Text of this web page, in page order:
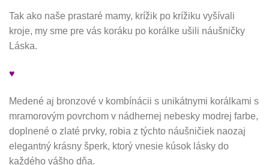
Tak ako naše prastaré mamy, krížik po krížiku vyšívali
kroje, my sme pre vás koráku po korálke ušili náušničky
Láska.
♥
Medené aj bronzové v kombínácii s unikátnymi korálkami s
mramorovým povrchom v nádhernej nebesky modrej farbe,
doplnené o zlaté prvky, robia z týchto náušničiek naozaj
elegantný krásny šperk, ktorý vnesie kúsok lásky do
každého vášho dňa.